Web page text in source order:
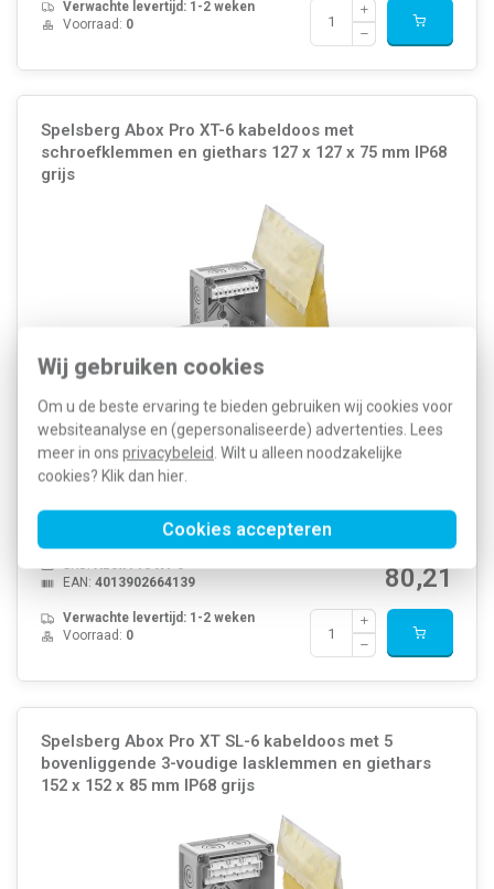
Wij gebruiken cookies
Om u de beste ervaring te bieden gebruiken wij cookies voor
websiteanalyse en (gepersonaliseerde) advertenties. Lees
meer in ons privacybeleid. Wilt u alleen noodzakelijke
cookies? Klik dan hier.
Cookies accepteren
Verwachte levertijd: 1-2 weken
Voorraad: 0
Spelsberg Abox Pro XT-6 kabeldoos met
schroefklemmen en giethars 127 x 127 x 75 mm IP68
grijs
Spelsberg kabeldoos (aftakdoos) met giethars en schroefklem, 5-
polig - 6 mm², IP68, grijs. Afm.: 127 x 127 x 75 mm. Met
uitbreekmembranen, M20/M32 (1 achter, 7 zijkant). Met 4 dubbele
(IP66).Meer informatie »
80,21
Artikelnummer:580057
SKU: Abox Pro XT-6
EAN: 4013902664139
Verwachte levertijd: 1-2 weken
Voorraad: 0
Spelsberg Abox Pro XT SL-6 kabeldoos met 5
bovenliggende 3-voudige lasklemmen en giethars
152 x 152 x 85 mm IP68 grijs